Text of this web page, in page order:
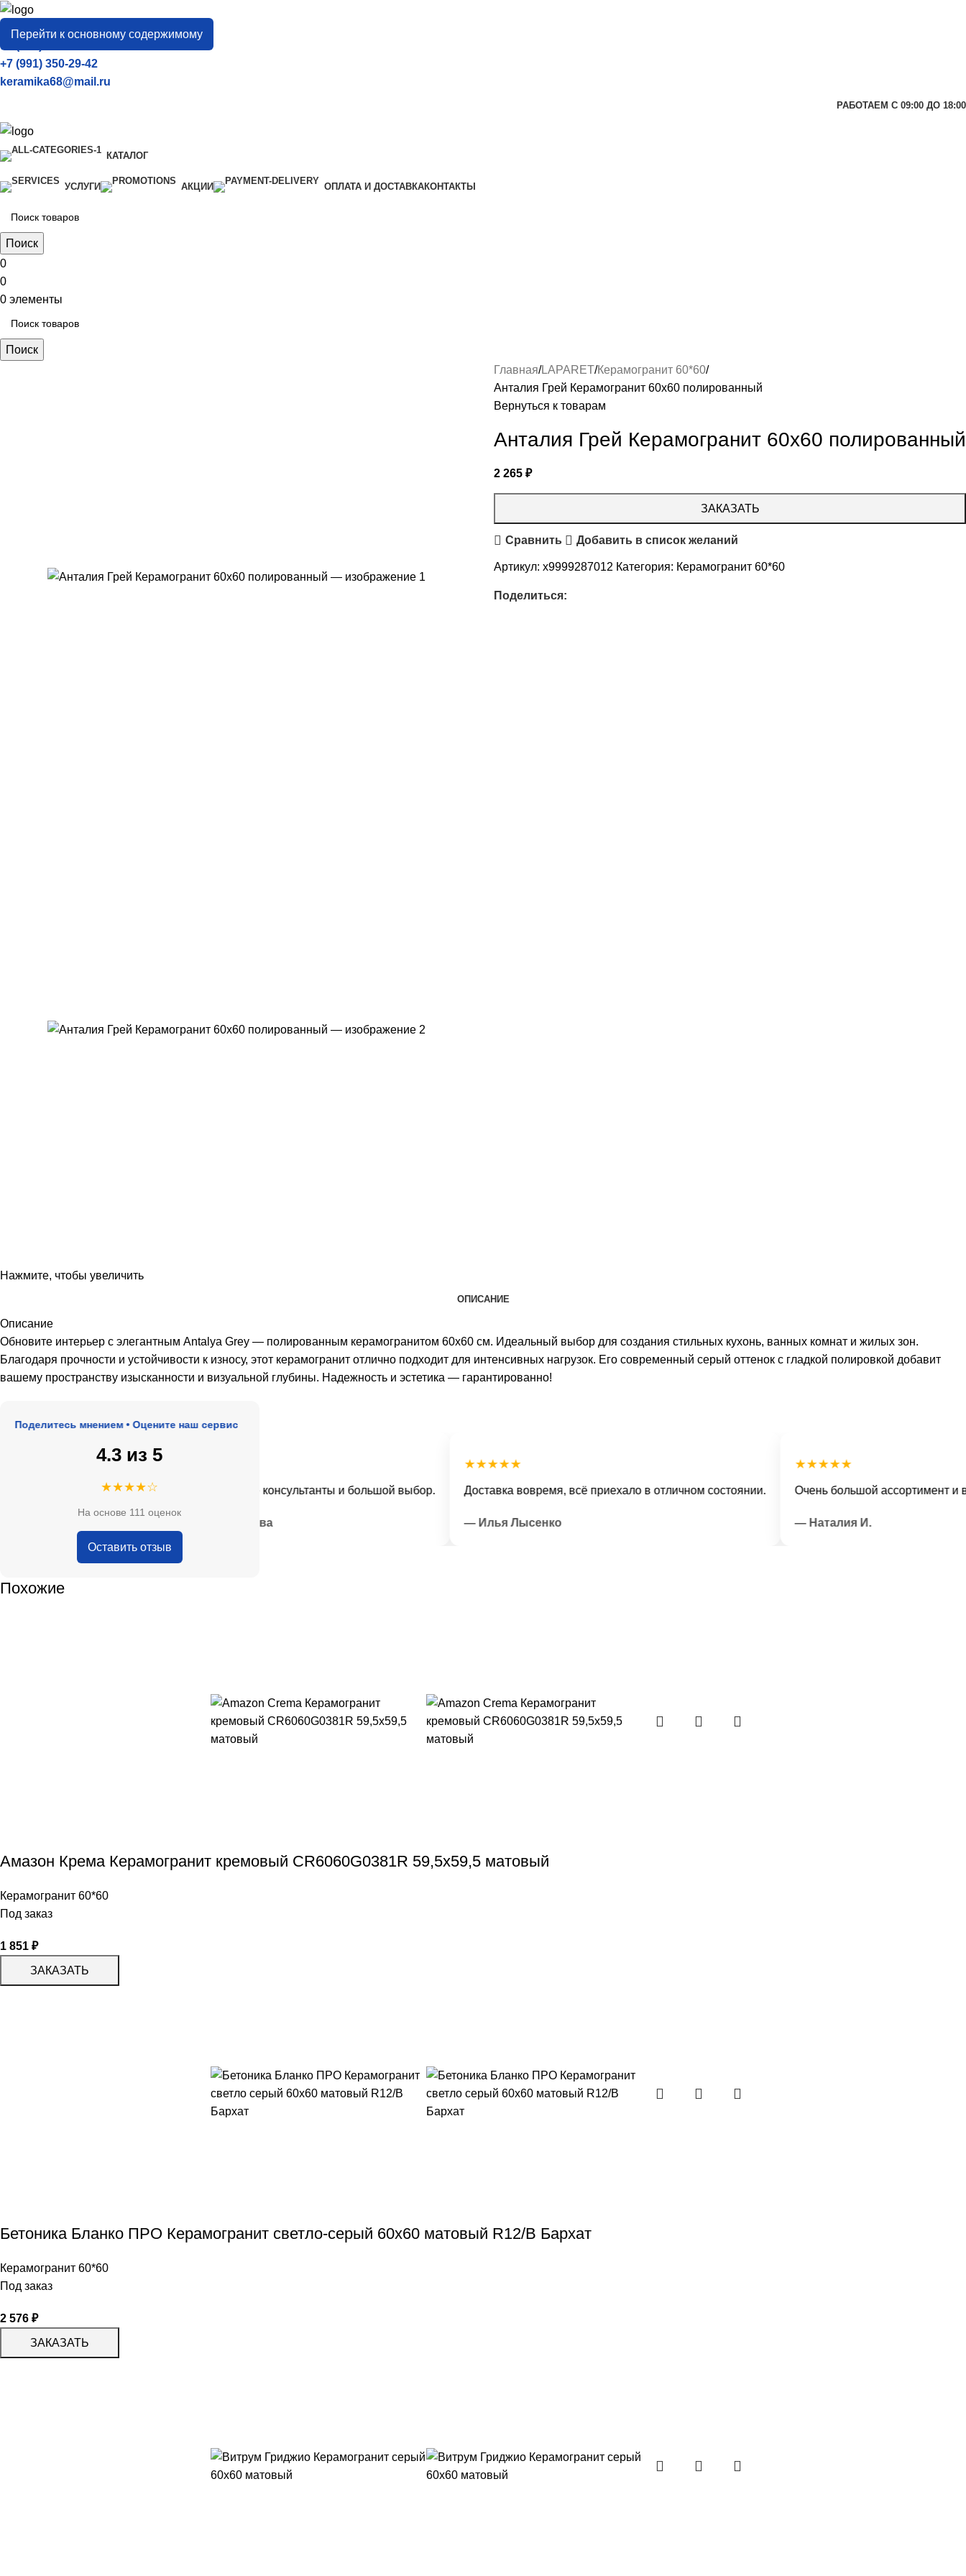
Перейти к основному содержимому
город
Тамбов
+7 (906) 657-33-54
+7 (991) 350-29-42
keramika68@mail.ru
РАБОТАЕМ С 09:00 ДО 18:00
КАТАЛОГ
УСЛУГИ АКЦИИ ОПЛАТА И ДОСТАВКАКОНТАКТЫ
Поиск
0
0
0 элементы
Поиск
Нажмите, чтобы увеличить
Главная LAPARET Керамогранит 60*60
Анталия Грей Керамогранит 60х60 полированный
Вернуться к товарам
Анталия Грей Керамогранит 60х60 полированный
2 265 ₽
ЗАКАЗАТЬ
Сравнить Добавить в список желаний
Артикул: х9999287012 Категория: Керамогранит 60*60
Поделиться:
ОПИСАНИЕ
Описание
Обновите интерьер с элегантным Antalya Grey — полированным керамогранитом 60х60 см. Идеальный выбор для создания стильных кухонь, ванных комнат и жилых зон.
Благодаря прочности и устойчивости к износу, этот керамогранит отлично подходит для интенсивных нагрузок. Его современный серый оттенок с гладкой полировкой добавит
вашему пространству изысканности и визуальной глубины. Надежность и эстетика — гарантированно!
мнением • Оцените наш сервис
4.3 из 5
★★★★☆
На основе 111 оценок
Оставить отзыв
адекватные цены.
★★★★★
Очень приятные консультанты и большой выбор.
★★★★★
Доставка вовремя, всё приехало в отличном состоянии.
— Илья Лысенко
★★★★★
Очень большой ассортимент и
— Наталия И.
Похожие
Амазон Крема Керамогранит кремовый CR6060G0381R 59,5х59,5 матовый
Керамогранит 60*60
Под заказ
1 851 ₽
ЗАКАЗАТЬ
Бетоника Бланко ПРО Керамогранит светло-серый 60х60 матовый R12/B Бархат
Керамогранит 60*60
Под заказ
2 576 ₽
ЗАКАЗАТЬ